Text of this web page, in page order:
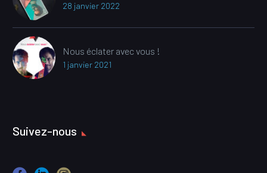
28 janvier 2022
Nous éclater avec vous !
1 janvier 2021
Suivez-nous